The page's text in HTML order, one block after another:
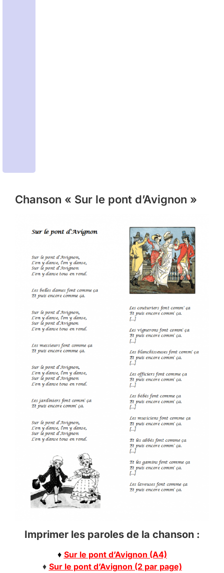
Chanson « Sur le pont d’Avignon »
Imprimer les paroles de la chanson :
♦ Sur le pont d’Avignon (A4)
♦ Sur le pont d’Avignon (2 par page)